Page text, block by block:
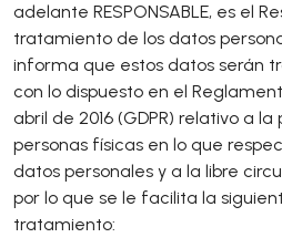
adelante RESPONSABLE, es el
tratamiento de los datos
informa que estos datos serán
con lo dispuesto en el
abril de 2016 (GDPR) relativo a
personas físicas en lo que
datos personales y a la libre
por lo que se le facilita la
tratamiento: